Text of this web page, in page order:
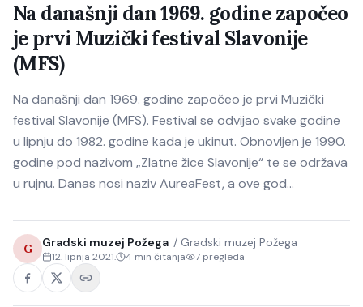
Poljoprivreda
Politika
Gospodarstvo
Život
Sport
Na današnji dan 1969. godine započeo
je prvi Muzički festival Slavonije
(MFS)
Na današnji dan 1969. godine započeo je prvi Muzički
festival Slavonije (MFS). Festival se odvijao svake godine
u lipnju do 1982. godine kada je ukinut. Obnovljen je 1990.
godine pod nazivom „Zlatne žice Slavonije“ te se održava
u rujnu. Danas nosi naziv AureaFest, a ove god…
G Gradski muzej Požega / Gradski muzej Požega
12. lipnja 2021. 4 min čitanja 7 pregleda